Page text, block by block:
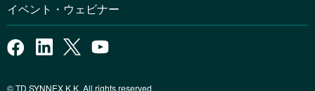
イベント・ウェビナー
© TD SYNNEX K.K. All rights reserved.